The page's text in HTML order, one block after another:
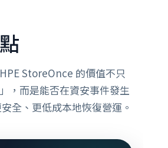
StoreOnce 的價值不只
，而是能否在資安事件發生
全、更低成本地恢復營運。